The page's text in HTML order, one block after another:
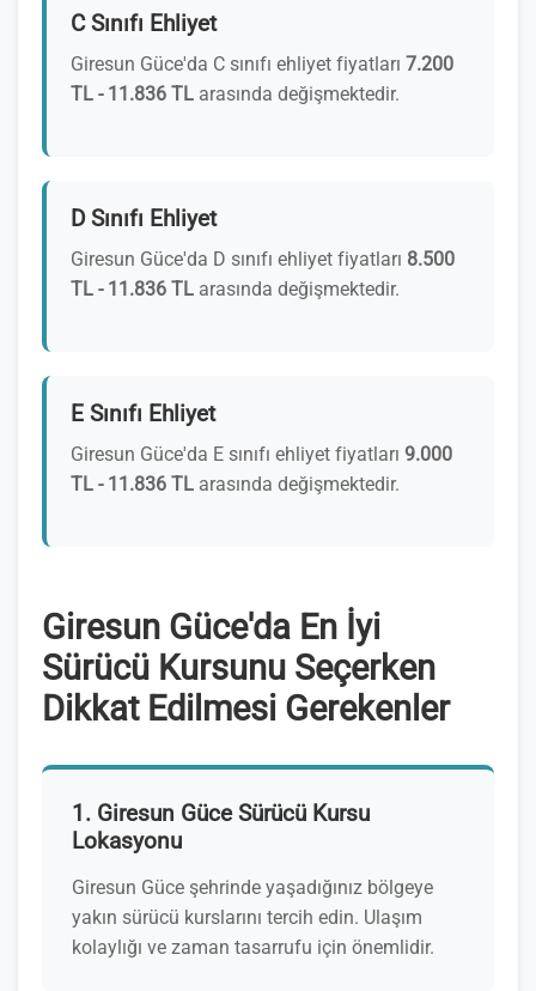
C Sınıfı Ehliyet
Giresun Güce'da C sınıfı ehliyet fiyatları 7.200
TL - 11.836 TL arasında değişmektedir.
D Sınıfı Ehliyet
Giresun Güce'da D sınıfı ehliyet fiyatları 8.500
TL - 11.836 TL arasında değişmektedir.
E Sınıfı Ehliyet
Giresun Güce'da E sınıfı ehliyet fiyatları 9.000
TL - 11.836 TL arasında değişmektedir.
Giresun Güce'da En İyi
Sürücü Kursunu Seçerken
Dikkat Edilmesi Gerekenler
1. Giresun Güce Sürücü Kursu
Lokasyonu
Giresun Güce şehrinde yaşadığınız bölgeye
yakın sürücü kurslarını tercih edin. Ulaşım
kolaylığı ve zaman tasarrufu için önemlidir.